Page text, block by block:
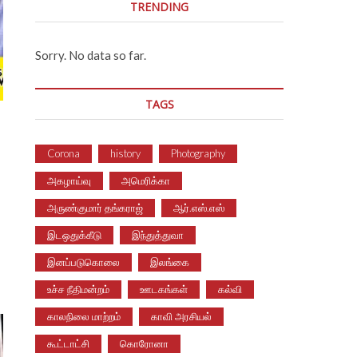
TRENDING
Sorry. No data so far.
TAGS
Corona history Photography
அகழாய்வு அமெரிக்கா
அருண்குமார் தங்கராஜ் ஆர்.எஸ்.எஸ்
இடஒதுக்கீடு இந்துத்துவா
இனப்படுகொலை இலங்கை
உச்ச நீதிமன்றம் ஊடகங்கள் கல்வி
காலநிலை மாற்றம் காவி அரசியல்
கூட்டாட்சி கொரோனா